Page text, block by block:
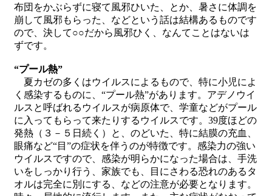
布団をかぶらずに寝て風邪ひいた、とか、暑さに体調を
崩して風邪もらった、などという話は結構あるものです
ので、決して○○だから風邪ひく、なんてことはないは
ずです。
“プール熱”
夏カゼの多くはウイルスによるもので、特に小児によ
く感染するものに、“プール熱”があります。アデノウイ
ルスと呼ばれるウイルスが病原体で、学童などがプール
に入ってもらって来たりするウイルスです。39度ほどの
発熱（３－５日続く）と、のどいた、特に結膜の充血、
眼痛など“目”の症状を伴うのが特徴です。感染力の強い
ウイルスですので、感染が明らかになった場合は、手洗
いをしっかり行う、家族でも、目にさわる恐れのあるタ
オルは完全に別にする、などの注意が必要となります。